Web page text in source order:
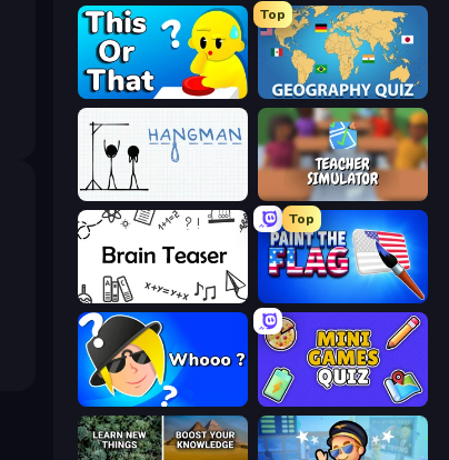
ToT or Trivia
Top
Geography Quiz: Flags and Capitals
Hangman Teacher Simulator
Brain Teaser
Top
Paint the Flag
Whooo? Mini Games Quiz